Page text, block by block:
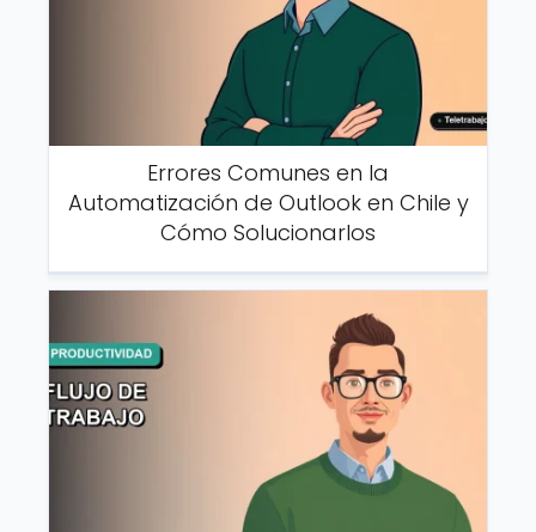
Errores Comunes en la
Automatización de Outlook en Chile y
Cómo Solucionarlos